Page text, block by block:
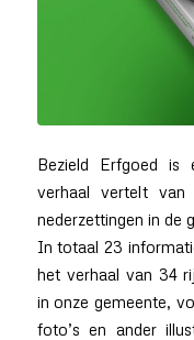
Bezield Erfgoed is
verhaal vertelt
nederzettingen in de
In totaal 23
het verhaal van 34
in onze gemeente,
foto’s en ander